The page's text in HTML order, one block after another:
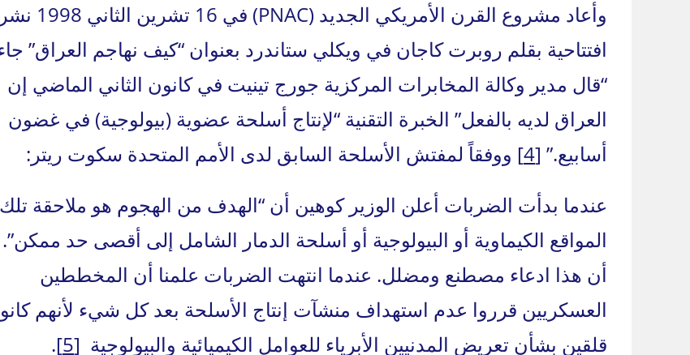
وأعاد مشروع القرن الأمريكي الجديد (PNAC) في 16 تشرين الثاني 1998 نشر
افتتاحية بقلم روبرت كاجان في ويكلي ستاندرد بعنوان “كيف نهاجم العراق”
“قال مدير وكالة المخابرات المركزية جورج تينيت في كانون الثاني الماضي إن
العراق لديه بالفعل” الخبرة التقنية “لإنتاج أسلحة عضوية (بيولوجية) في غضون
أسابيع.” [4]
ووفقاً لمفتش الأسلحة السابق لدى الأمم المتحدة سكوت ريتر:
عندما بدأت الضربات أعلن الوزير كوهين أن “الهدف من الهجوم هو ملاحقة تلك
المواقع الكيماوية أو البيولوجية أو أسلحة الدمار الشامل إلى أقصى حد
أن هذا ادعاء مصطنع ومضلل. عندما انتهت الضربات علمنا أن المخططين
العسكريين قرروا عدم استهداف منشآت إنتاج الأسلحة بعد كل شيء لأنهم
قلقين بشأن تعريض المدنيين الأبرياء للعوامل الكيميائية والبيولوجية [5]
.